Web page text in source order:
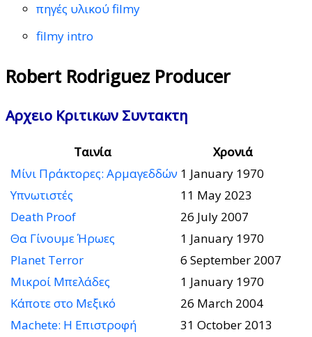
πηγές υλικού filmy
filmy intro
Robert Rodriguez Producer
Αρχειο Κριτικων Συντακτη
Ταινία
Χρονιά
Μίνι Πράκτορες: Αρμαγεδδών 1 January 1970
Υπνωτιστές
11 May 2023
Death Proof
26 July 2007
Θα Γίνουμε Ήρωες
1 January 1970
Planet Terror
6 September 2007
Μικροί Μπελάδες
1 January 1970
Κάποτε στο Μεξικό
26 March 2004
Machete: Η Επιστροφή
31 October 2013